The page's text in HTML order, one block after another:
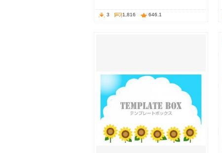
3 1,816 646.1